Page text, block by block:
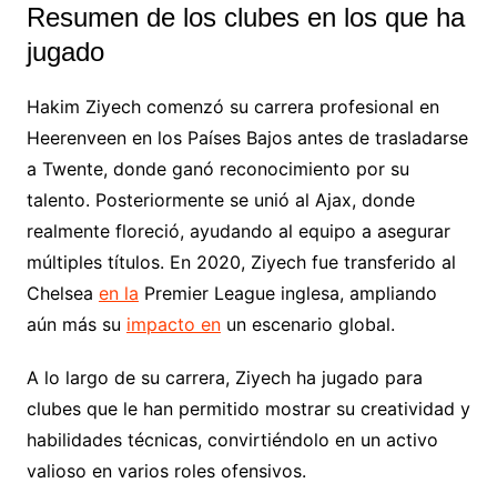
Resumen de los clubes en los que ha
jugado
Hakim Ziyech comenzó su carrera profesional en
Heerenveen en los Países Bajos antes de trasladarse
a Twente, donde ganó reconocimiento por su
talento. Posteriormente se unió al Ajax, donde
realmente floreció, ayudando al equipo a asegurar
múltiples títulos. En 2020, Ziyech fue transferido al
Chelsea en la Premier League inglesa, ampliando
aún más su impacto enun escenario global.
A lo largo de su carrera, Ziyech ha jugado para
clubes que le han permitido mostrar su creatividad y
habilidades técnicas, convirtiéndolo en un activo
valioso en varios roles ofensivos.